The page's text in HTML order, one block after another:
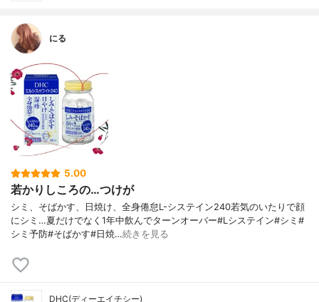
にる
5.00
若かりしころの…つけが
シミ、そばかす、日焼け、全身倦怠L-システイン240若気のいたりで顔
にシミ…夏だけでなく1年中飲んでターンオーバー#Lシステイン#シミ#
シミ予防#そばかす#日焼…続きを見る
DHC(ディーエイチシー)